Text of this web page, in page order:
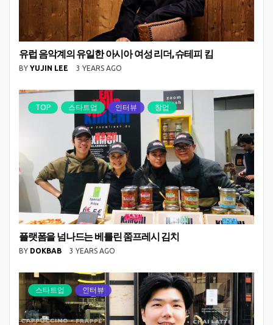
유럽 음악계의 유일한 아시아 여성 리더, 슈테피 킴
BY YUJIN LEE 3 YEARS AGO
TOP 스타트업 인터뷰 창업
플랫폼을 넘나드는 베를린 쭘프레시 김치
BY DOKBAB 3 YEARS AGO
스타트업 인터뷰